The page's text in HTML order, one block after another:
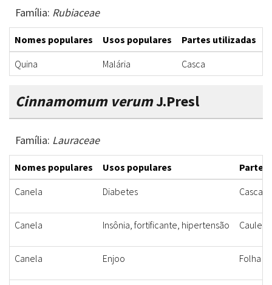
Família: Rubiaceae
Nomes populares Usos populares Partes utilizadas
Quina
Malária Casca
Cinnamomum verumJ.Presl
Família: Lauraceae
Nomes populares Usos populares
Partes
Canela
Diabetes Casca
Canela Insônia, fortificante, hipertensão Caule,
Canela Enjoo Folha